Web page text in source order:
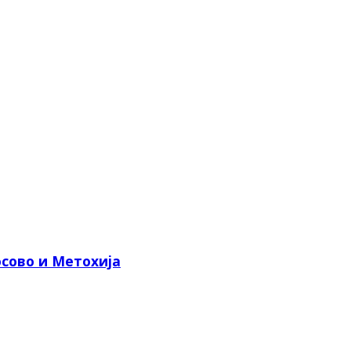
и Метохија